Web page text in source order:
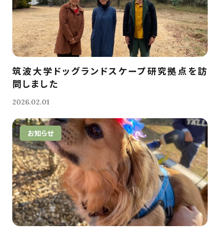
筑波大学ドッグランドスケープ研究拠点を訪
問しました
2026.02.01
お知らせ